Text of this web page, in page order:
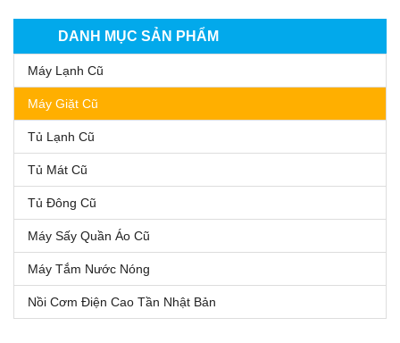
DANH MỤC SẢN PHẨM
Máy Lạnh Cũ
Máy Giặt Cũ
Tủ Lạnh Cũ
Tủ Mát Cũ
Tủ Đông Cũ
Máy Sấy Quần Áo Cũ
Máy Tắm Nước Nóng
Nồi Cơm Điện Cao Tần Nhật Bản